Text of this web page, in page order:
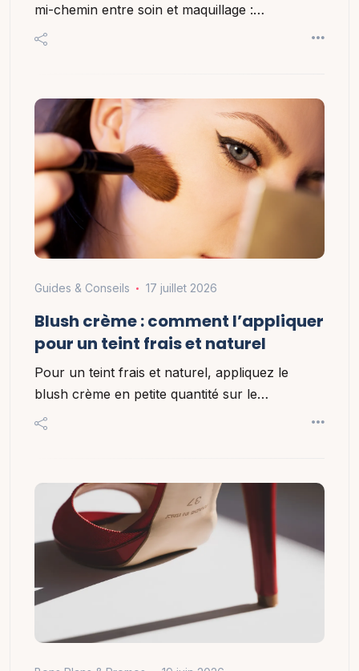
mi-chemin entre soin et maquillage :…
Guides & Conseils 17 juillet 2026
Blush crème : comment l’appliquer
pour un teint frais et naturel
Pour un teint frais et naturel, appliquez le
blush crème en petite quantité sur le…